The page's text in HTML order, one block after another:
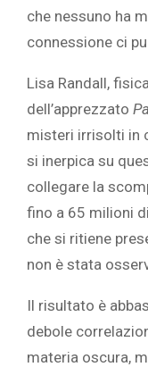
che nessuno ha
connessione ci
Lisa Randall,
dell’apprezzato
misteri irrisolti in
si inerpica su
collegare la
fino a 65 milioni
che si ritiene
non è stata
Il risultato è
debole
materia oscura,